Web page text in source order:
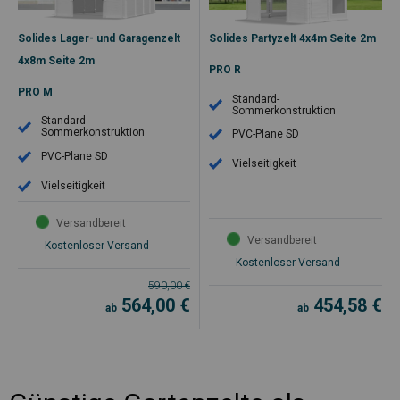
Solides Lager- und Garagenzelt
4x8m Seite 2m
PRO M
Standard-
Sommerkonstruktion
PVC-Plane SD
Vielseitigkeit
Versandbereit
Kostenloser Versand
590,00€
ab 564,00 €
Solides Partyzelt 4x4m Seite 2m
PRO R
Standard-
Sommerkonstruktion
PVC-Plane SD
Vielseitigkeit
Versandbereit
Kostenloser Versand
ab 454,58 €